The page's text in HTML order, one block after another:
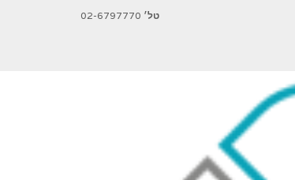
טל׳